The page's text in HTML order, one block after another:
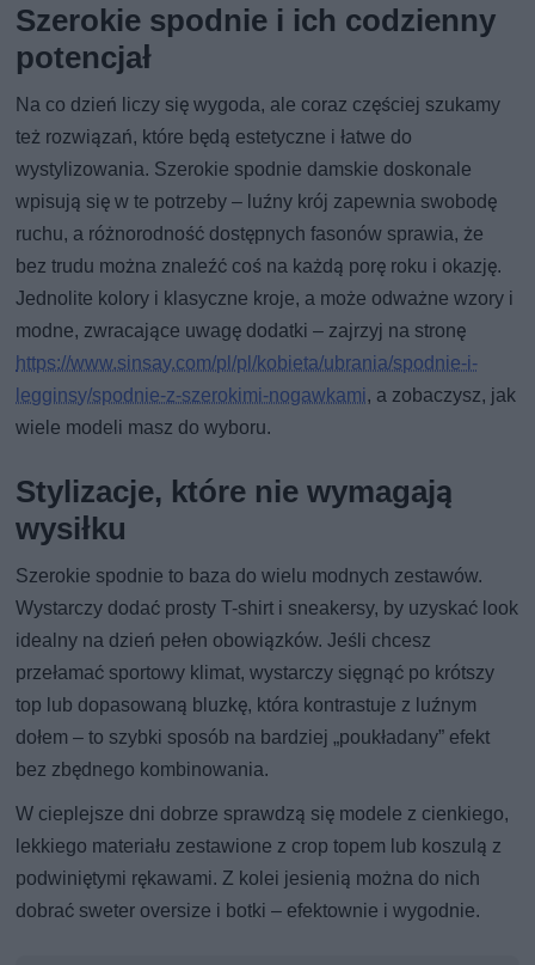
Szerokie spodnie i ich codzienny
potencjał
Na co dzień liczy się wygoda, ale coraz częściej szukamy
też rozwiązań, które będą estetyczne i łatwe do
wystylizowania. Szerokie spodnie damskie doskonale
wpisują się w te potrzeby – luźny krój zapewnia swobodę
ruchu, a różnorodność dostępnych fasonów sprawia, że
bez trudu można znaleźć coś na każdą porę roku i okazję.
Jednolite kolory i klasyczne kroje, a może odważne wzory i
modne, zwracające uwagę dodatki – zajrzyj na stronę
https://www.sinsay.com/pl/pl/kobieta/ubrania/spodnie-i-
legginsy/spodnie-z-szerokimi-nogawkami, a zobaczysz, jak
wiele modeli masz do wyboru.
Stylizacje, które nie wymagają
wysiłku
Szerokie spodnie to baza do wielu modnych zestawów.
Wystarczy dodać prosty T-shirt i sneakersy, by uzyskać look
idealny na dzień pełen obowiązków. Jeśli chcesz
przełamać sportowy klimat, wystarczy sięgnąć po krótszy
top lub dopasowaną bluzkę, która kontrastuje z luźnym
dołem – to szybki sposób na bardziej „poukładany” efekt
bez zbędnego kombinowania.
W cieplejsze dni dobrze sprawdzą się modele z cienkiego,
lekkiego materiału zestawione z crop topem lub koszulą z
podwiniętymi rękawami. Z kolei jesienią można do nich
dobrać sweter oversize i botki – efektownie i wygodnie.